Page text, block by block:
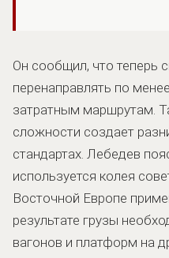
Он сообщил, что теперь
перенаправлять по
затратным маршрутам.
сложности создает
стандартах. Лебедев
используется колея
Восточной Европе
результате грузы
вагонов и платформ на